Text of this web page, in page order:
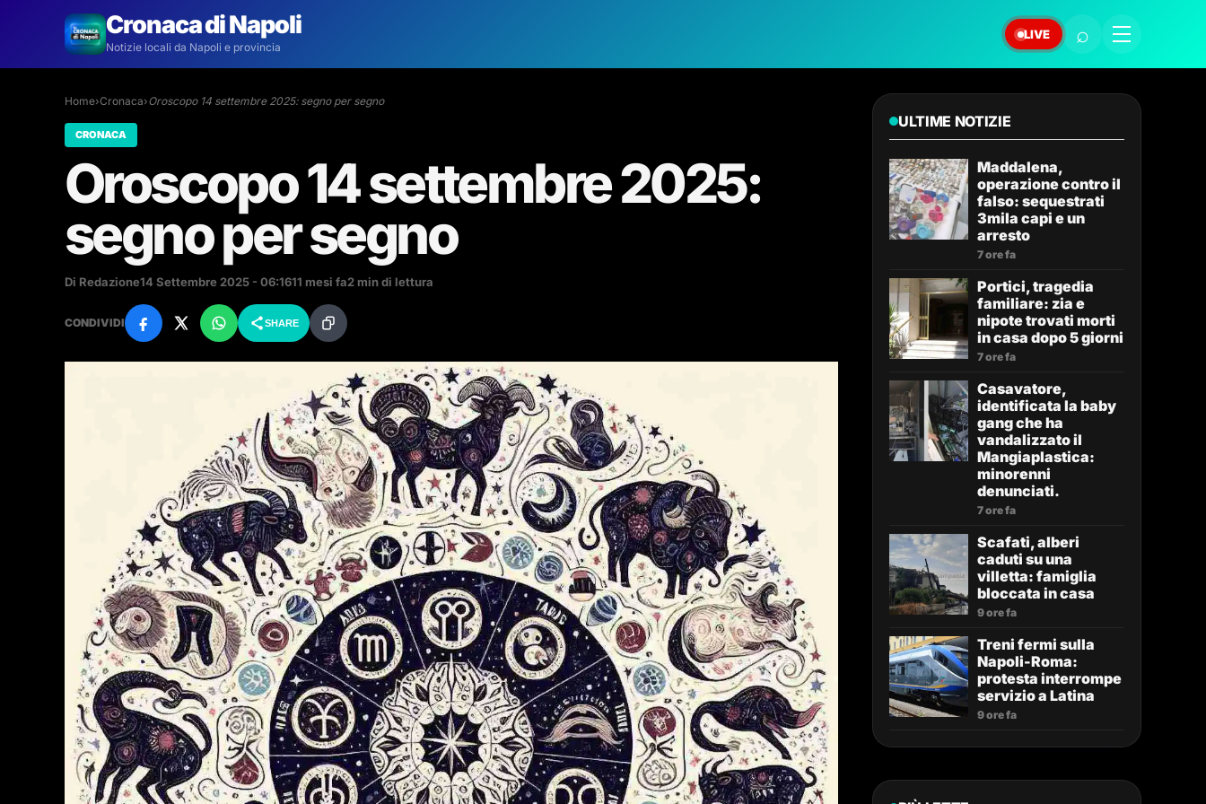
Cronaca di Napoli
Notizie locali da Napoli e provincia
LIVE ⌕
Home›Cronaca›Oroscopo 14 settembre 2025: segno per segno
CRONACA
Oroscopo 14 settembre 2025:
segno per segno
Di Redazione14 Settembre 2025 - 06:1611 mesi fa2 min di lettura
CONDIVIDI SHARE
ULTIME NOTIZIE
Maddalena,
operazione contro il
falso: sequestrati
3mila capi e un
arresto
7 ore fa
Portici, tragedia
familiare: zia e
nipote trovati morti
in casa dopo 5 giorni
7 ore fa
Casavatore,
identificata la baby
gang che ha
vandalizzato il
Mangiaplastica:
minorenni
denunciati.
7 ore fa
Scafati, alberi
caduti su una
villetta: famiglia
bloccata in casa
9 ore fa
Treni fermi sulla
Napoli-Roma:
protesta interrompe
servizio a Latina
9 ore fa